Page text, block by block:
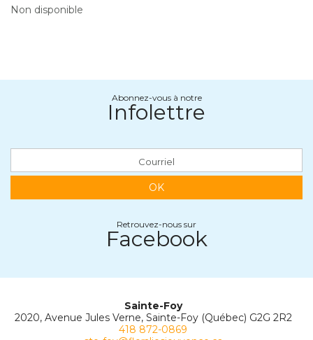
Non disponible
Abonnez-vous à notre
Infolettre
OK
Retrouvez-nous sur
Facebook
Sainte-Foy
2020, Avenue Jules Verne, Sainte-Foy (Québec) G2G 2R2
418 872-0869